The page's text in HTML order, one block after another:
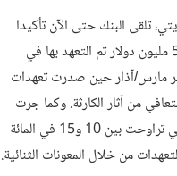
تلقى البنك حتى الآن تأكيدا
رسميا لتقديم 97.5 مليون دولار من أصل 500 مليون دولار تم التعهد بها في
مارس/آذار حين صدرت تعهدات
التعافي من آثار الكارثة. وكما جرت
العادة، فإن المساهمات في الصندوق الاستئماني تراوحت بين 10 و15 في المائة
من خلال المعونات الثنائية.